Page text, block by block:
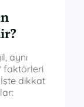
aynı
faktörleri
dikkat